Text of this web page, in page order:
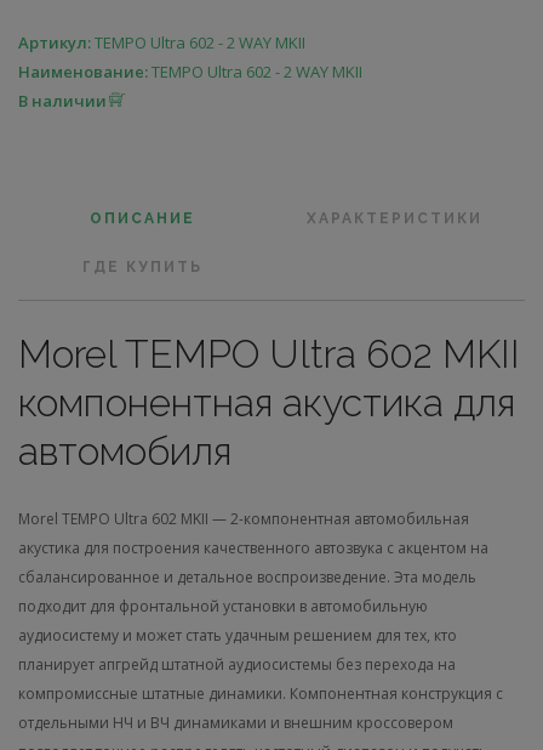
Артикул:TEMPO Ultra 602 - 2 WAY MKII
Наименование:TEMPO Ultra 602 - 2 WAY MKII
В наличии
ОПИСАНИЕ ХАРАКТЕРИСТИКИ
ГДЕ КУПИТЬ
Morel TEMPO Ultra 602 MKII
компонентная акустика для
автомобиля
Morel TEMPO Ultra 602 MKII — 2-компонентная автомобильная
акустика для построения качественного автозвука с акцентом на
сбалансированное и детальное воспроизведение. Эта модель
подходит для фронтальной установки в автомобильную
аудиосистему и может стать удачным решением для тех, кто
планирует апгрейд штатной аудиосистемы без перехода на
компромиссные штатные динамики. Компонентная конструкция с
отдельными НЧ и ВЧ динамиками и внешним кроссовером